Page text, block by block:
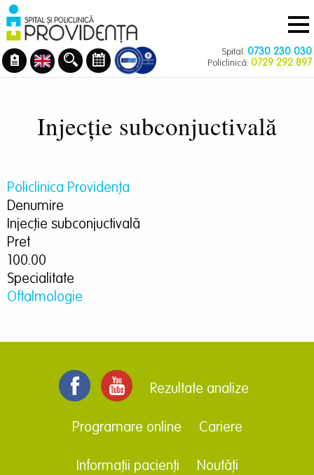
Mergi
la
conţinutul
principal
Navigare
principală
Spital: 0730 230 030
Policlinică: 0729 292 897
Injecţie subconjuctivală
Policlinica Providenţa
Denumire
Injecţie subconjuctivală
Pret
100.00
Specialitate
Oftalmologie
Rezultate analize
Programare online Cariere
Informații pacienți Noutăți